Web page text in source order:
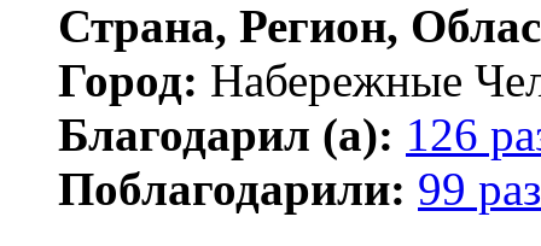
Страна, Регион,
Город: Набережные
Благодарил (а): 126
Поблагодарили: 99 раз